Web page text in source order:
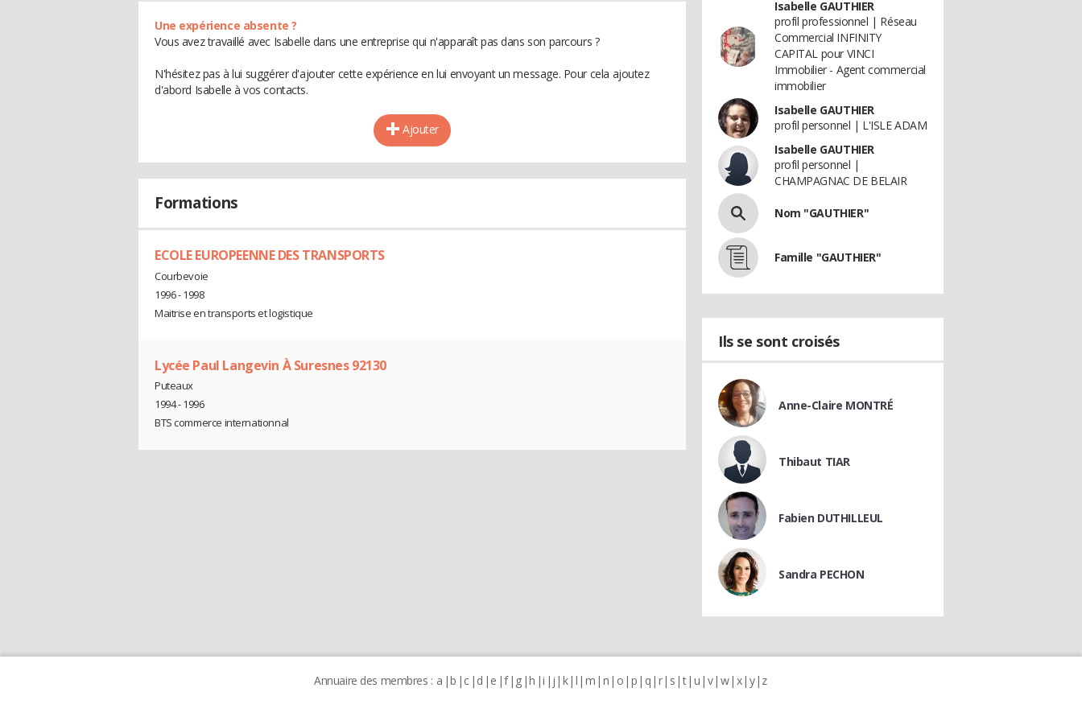
Une expérience absente ?
Vous avez travaillé avec Isabelle dans une entreprise qui n'apparaît pas dans son parcours ?
N'hésitez pas à lui suggérer d'ajouter cette expérience en lui envoyant un message. Pour cela ajoutez
d'abord Isabelle à vos contacts.
Ajouter
Formations
ECOLE EUROPEENNE DES TRANSPORTS
Courbevoie
1996 - 1998
Maitrise en transports et logistique
Lycée Paul Langevin À Suresnes 92130
Puteaux
1994 - 1996
BTS commerce internationnal
Isabelle GAUTHIER
profil professionnel | Réseau
Commercial INFINITY
CAPITAL pour VINCI
Immobilier - Agent commercial
immobilier
Isabelle GAUTHIER
profil personnel | L'ISLE ADAM
Isabelle GAUTHIER
profil personnel |
CHAMPAGNAC DE BELAIR
Nom "GAUTHIER"
Famille "GAUTHIER"
Ils se sont croisés
Anne-Claire MONTRÉ
Thibaut TIAR
Fabien DUTHILLEUL
Sandra PECHON
Annuaire des membres : a b c d e f g h i j k l m n o p q r s t u v w x y z